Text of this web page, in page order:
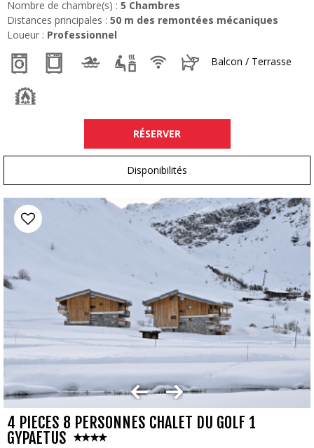
Nombre de chambre(s) : 5 Chambres
Distances principales : 50 m des remontées mécaniques
Loueur : Professionnel
Balcon / Terrasse
RÉSERVER
Disponibilités
4 PIECES 8 PERSONNES CHALET DU GOLF 1
GYPAETUS